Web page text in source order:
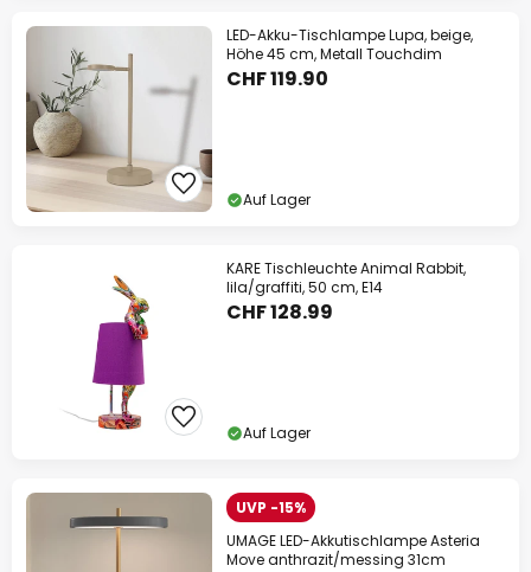
LED-Akku-Tischlampe Lupa, beige,
Höhe 45 cm, Metall Touchdim
CHF 119.90
Auf Lager
KARE Tischleuchte Animal Rabbit,
lila/graffiti, 50 cm, E14
CHF 128.99
Auf Lager
UVP -15%
UMAGE LED-Akkutischlampe Asteria
Move anthrazit/messing 31cm